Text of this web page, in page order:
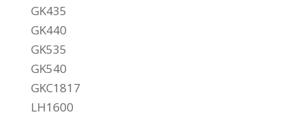
GK435
GK440
GK535
GK540
GKC1817
LH1600